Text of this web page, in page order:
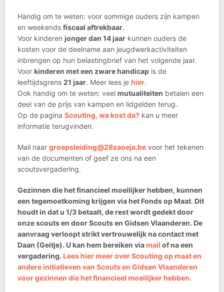
Handig om te weten: voor sommige ouders zijn kampen
en weekends fiscaal aftrekbaar.
Voor kinderen jonger dan 14 jaarkunnen ouders de
kosten voor de deelname aan jeugdwerkactiviteiten
inbrengen op hun belastingbrief van het volgende jaar.
Voor kinderen met een zware handicapis de
leeftijdsgrens 21 jaar. Meer lees je hier.
Ook handig om te weten: veel mutualiteiten betalen een
deel van de prijs van kampen en lidgelden terug.
Op de pagina Scouting, wa kost da?kan u meer
informatie terugvinden.
Mail naar groepsleiding@28zaoeja.bevoor het tekenen
van de documenten of geef ze ons na een
scoutsvergadering.
Gezinnen die het financieel moeilijker hebben, kunnen
een tegemoetkoming krijgen via het Fonds op Maat. Dit
houdt in dat u 1/3 betaalt, de rest wordt gedekt door
onze scouts en door Scouts en Gidsen Vlaanderen. De
aanvraag verloopt strikt vertrouwelijk na contact met
Daan (Geitje). U kan hem bereiken viamail of na een
vergadering. Lees hier meer over Scouting op maat en
andere initiatieven van Scouts en Gidsen Vlaanderen
voor gezinnen die het financieel moeilijker hebben.